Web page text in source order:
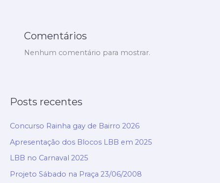
Comentários
Nenhum comentário para mostrar.
Posts recentes
Concurso Rainha gay de Bairro 2026
Apresentação dos Blocos LBB em 2025
LBB no Carnaval 2025
Projeto Sábado na Praça 23/06/2008